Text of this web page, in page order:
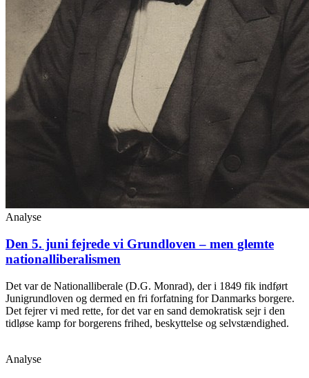
Analyse
Den 5. juni fejrede vi Grundloven – men glemte
nationalliberalismen
Det var de Nationalliberale (D.G. Monrad), der i 1849 fik indført
Junigrundloven og dermed en fri forfatning for Danmarks borgere.
Det fejrer vi med rette, for det var en sand demokratisk sejr i den
tidløse kamp for borgerens frihed, beskyttelse og selvstændighed.
Analyse